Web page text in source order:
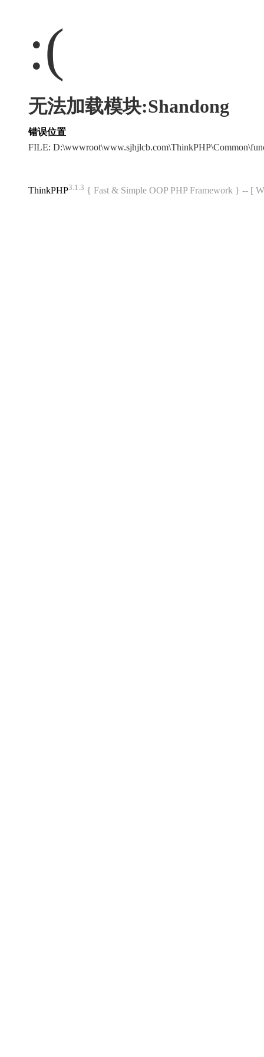
:(
无法加载模块:Shandong
错误位置
FILE:
ThinkPHP3.1.3 { Fast & Simple OOP PHP Framework } -- [